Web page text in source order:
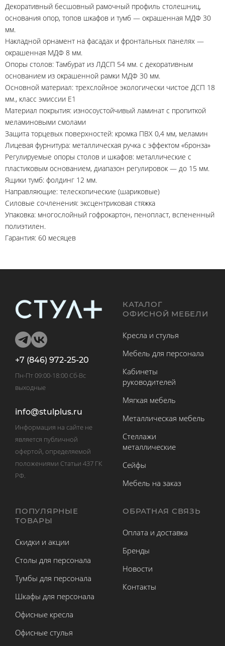
Декоративный бесшовный рамочный профиль столешниц,
основания опор, топов шкафов и тумб — окрашенная МДФ 30
мм.
Накладной орнамент на фасадах и фронтальных панелях —
окрашенная МДФ 8 мм.
Опоры столов: Тамбурат из ЛДСП 54 мм. с декоративным
основанием из окрашенной рамки МДФ 30 мм.
Основной материал: трехслойное экологически чистое ДСП 18
мм., класс эмиссии Е1
Материал покрытия: износоустойчивый ламинат с пропиткой
меламиновыми смолами
Защита торцевых поверхностей: кромка ПВХ 0,4 мм, меламин
Лицевая фурнитура: металлическая ручка с эффектом «бронза»
Регулируемые опоры столов и шкафов: металлические с
пластиковым основанием, диапазон регулировок — до 15 мм.
Ящики тумб: фолдинг 12 мм.
Направляющие: телескопические (шариковые)
Силовые сочленения: эксцентриковая стяжка
Упаковка: многослойный гофрокартон, пенопласт, вспененный
полиэтилен.
Гарантия: 60 месяцев
+7 (846) 972-25-20
Пн-Пт 09:00-18:00 Сб-Вс
выходные
info@stulplus.ru
Информация на сайте не
является публичной
офертой, определяемой
положениями Статьи 437 ГК
РФ.
КАТАЛОГ
ОФИСНОЙ МЕБЕЛИ
Кресла и стулья
Мебель для персонала
Кабинеты
руководителей
Мягкая мебель
Металлическая мебель
Стеллажи
металлические
Сейфы
Мебель на заказ
ПОПУЛЯРНЫЕ
ТОВАРЫ
Скидки и акции
Столы для персонала
Тумбы для персонала
Шкафы для персонала
Офисные кресла
Офисные стулья
ОБРАТНАЯ СВЯЗЬ
Оплата и доставка
Бренды
Новости
Контакты